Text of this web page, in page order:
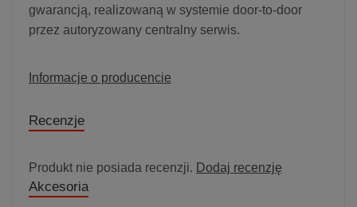
gwarancją, realizowaną w systemie door-to-door
przez autoryzowany centralny serwis.
Informacje o producencie
Recenzje
Produkt nie posiada recenzji. Dodaj recenzję
Akcesoria